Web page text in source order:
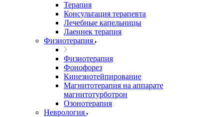
Терапия
Консультация терапевта
Лечебные капельницы
Лаеннек терапия
Физиотерапия
Физиотерапия
Фонофорез
Кинезиотейпирование
Магнитотерапия на аппарате
магнитотурботрон
Озонотерапия
Неврология